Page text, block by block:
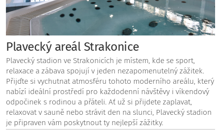
Plavecký areál Strakonice
Plavecký stadion ve Strakonicích je místem, kde se sport,
relaxace a zábava spojují v jeden nezapomenutelný zážitek.
Přijďte si vychutnat atmosféru tohoto moderního areálu, který
nabízí ideální prostředí pro každodenní návštěvy i víkendový
odpočinek s rodinou a přáteli. Ať už si přijdete zaplavat,
relaxovat v sauně nebo strávit den na slunci, Plavecký stadion
je připraven vám poskytnout ty nejlepší zážitky.